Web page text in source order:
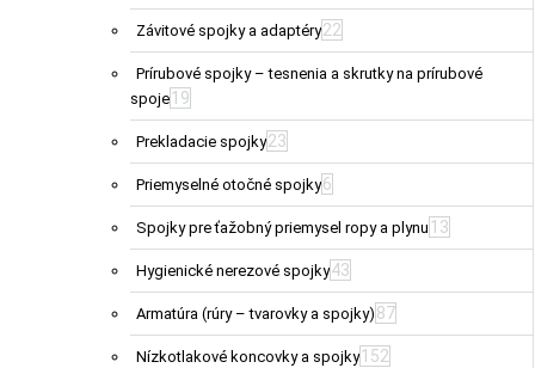
Závitové spojky a adaptéry22
Prírubové spojky – tesnenia a skrutky na prírubové
spoje 19
Prekladacie spojky23
Priemyselné otočné spojky6
Spojky pre ťažobný priemysel ropy a plynu 13
Hygienické nerezové spojky43
Armatúra (rúry – tvarovky a spojky) 87
Nízkotlakové koncovky a spojky 152